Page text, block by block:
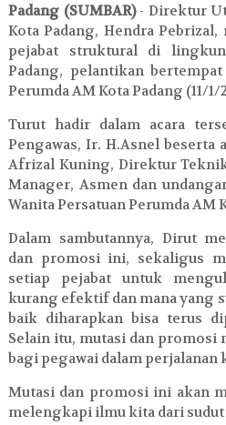
Padang (SUMBAR)- Direktur
Kota Padang, Hendra
pejabat struktural di
Padang, pelantikan
Perumda AM Kota Padang (11/1/
Turut hadir dalam acara
Pengawas, Ir. H.Asnel
Afrizal Kuning, Direktur
Manager, Asmen dan
Wanita Persatuan Perumda AM
Dalam sambutannya, Dirut
dan promosi ini, sekaligus
setiap pejabat untuk
kurang efektif dan mana yang
baik diharapkan bisa terus
Selain itu, mutasi dan promosi
bagi pegawai dalam perjalanan
Mutasi dan promosi ini akan
melengkapi ilmu kita dari sudut